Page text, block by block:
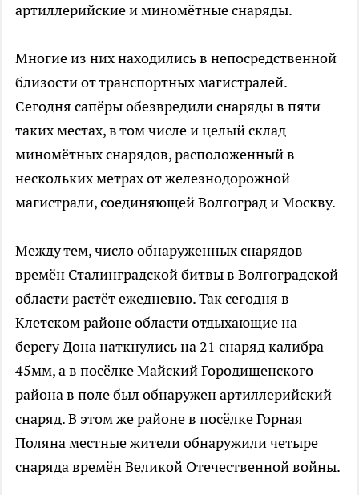
артиллерийские и миномётные снаряды.
Многие из них находились в непосредственной
близости от транспортных магистралей.
Сегодня сапёры обезвредили снаряды в пяти
таких местах, в том числе и целый склад
миномётных снарядов, расположенный в
нескольких метрах от железнодорожной
магистрали, соединяющей Волгоград и Москву.
Между тем, число обнаруженных снарядов
времён Сталинградской битвы в Волгоградской
области растёт ежедневно. Так сегодня в
Клетском районе области отдыхающие на
берегу Дона наткнулись на 21 снаряд калибра
45мм, а в посёлке Майский Городищенского
района в поле был обнаружен артиллерийский
снаряд. В этом же районе в посёлке Горная
Поляна местные жители обнаружили четыре
снаряда времён Великой Отечественной войны.